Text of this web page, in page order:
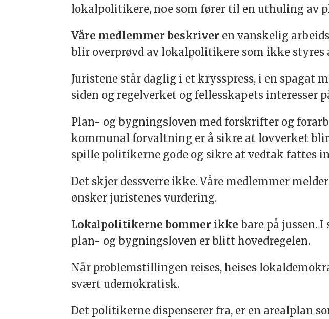
lokalpolitikere, noe som fører til en uthuling av
Våre medlemmer beskriver en vanskelig
blir overprøvd av lokalpolitikere som ikke styres
Juristene står daglig i et krysspress, i en spagat
siden og regelverket og fellesskapets interesser
Plan- og bygningsloven med forskrifter og
kommunal forvaltning er å sikre at lovverket
spille politikerne gode og sikre at vedtak fattes
Det skjer dessverre ikke. Våre medlemmer
ønsker juristenes vurdering.
Lokalpolitikerne bommer ikke bare på jussen.
plan- og bygningsloven er blitt hovedregelen.
Når problemstillingen reises, heises
svært udemokratisk.
Det politikerne dispenserer fra, er en arealplan